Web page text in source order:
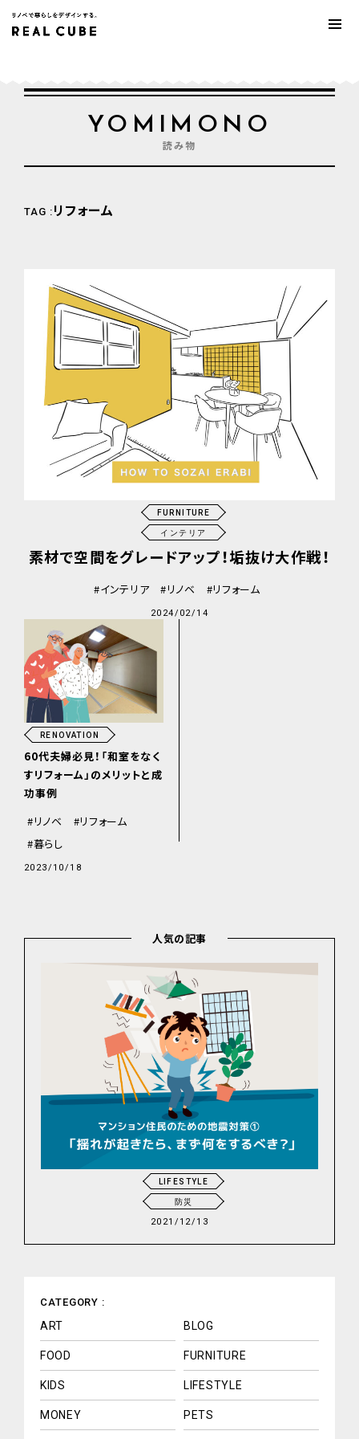
YOMIMONO
読み物
TAG : リフォーム
FURNITURE
インテリア
素材で空間をグレードアップ！垢抜け大作戦！
インテリア リノベ リフォーム
2024/02/14
RENOVATION
60代夫婦必見！「和室をなく
すリフォーム」のメリットと成
功事例
リノベ
リフォーム
暮らし
2023/10/18
人気の記事
LIFESTYLE
防災
2021/12/13
CATEGORY :
ART BLOG
FOOD FURNITURE
KIDS LIFESTYLE
MONEY PETS